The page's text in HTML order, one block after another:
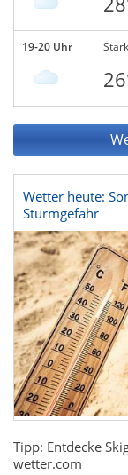
19-20 Uhr
Wetter heute:
Sturmgefahr
Tipp: Entdecke
wetter.com